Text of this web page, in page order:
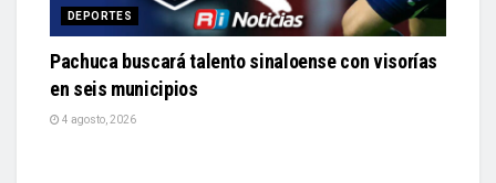
DEPORTES
Pachuca buscará talento sinaloense con visorías
en seis municipios
4 agosto, 2026